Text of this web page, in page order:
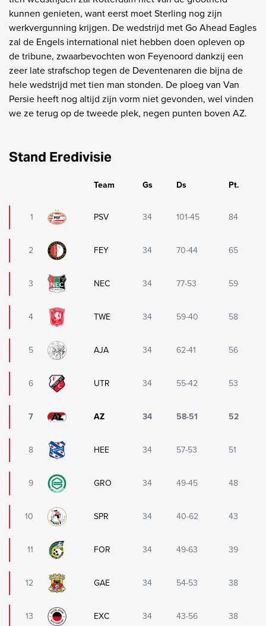
kunnen genieten, want eerst moet Sterling nog zijn
werkvergunning krijgen. De wedstrijd met Go Ahead Eagles
zal de Engels international niet hebben doen opleven op
de tribune, zwaarbevochten won Feyenoord dankzij een
zeer late strafschop tegen de Deventenaren die bijna de
hele wedstrijd met tien man stonden. De ploeg van Van
Persie heeft nog altijd zijn vorm niet gevonden, wel vinden
we ze terug op de tweede plek, negen punten boven AZ.
Stand Eredivisie
Team Gs Ds Pt.
1 PSV 34 101-45 84
2 FEY 34 70-44 65
3 NEC 34 77-53 59
4 TWE 34 59-40 58
5 AJA 34 62-41 56
6 UTR 34 55-42 53
7 AZ 34 58-51 52
8 HEE 34 57-53 51
9 GRO 34 49-45 48
10 SPR 34 40-62 43
11 FOR 34 49-63 39
12 GAE 34 54-53 38
13 EXC 34 43-56 38